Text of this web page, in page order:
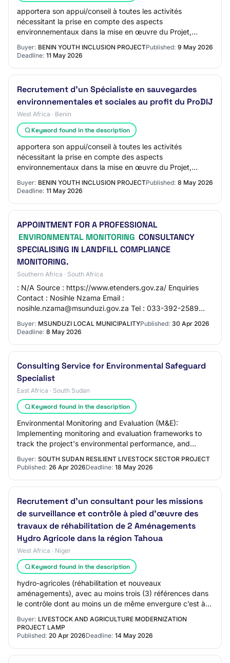
apportera son appui/conseil à toutes les activités
nécessitant la prise en compte des aspects
environnementaux dans la mise en œuvre du Projet,
Buyer: BENIN YOUTH INCLUSION PROJECTPublished: 9 May 2026
Deadline: 11 May 2026
Recrutement d'un Spécialiste en sauvegardes
environnementales et sociales au profit du ProDIJ
West Africa · Benin
Keyword found in the description
apportera son appui/conseil à toutes les activités
nécessitant la prise en compte des aspects
environnementaux dans la mise en œuvre du Projet,
Buyer: BENIN YOUTH INCLUSION PROJECTPublished: 8 May 2026
Deadline: 11 May 2026
APPOINTMENT FOR A PROFESSIONAL
ENVIRONMENTAL MONITORING CONSULTANCY
SPECIALISING IN LANDFILL COMPLIANCE
MONITORING.
Southern Africa · South Africa
: N/A Source : https://www.etenders.gov.za/ Enquiries
Contact : Nosihle Nzama Email :
nosihle.nzama@msunduzi.gov.za Tel : 033-392-2589
APPOINTMENT FOR A…
Buyer: MSUNDUZI LOCAL MUNICIPALITYPublished: 30 Apr 2026
Deadline: 8 May 2026
Consulting Service for Environmental Safeguard
Specialist
East Africa · South Sudan
Keyword found in the description
Environmental Monitoring and Evaluation (M&E):
Implementing monitoring and evaluation frameworks to
track the project's environmental performance, and
Buyer: SOUTH SUDAN RESILIENT LIVESTOCK SECTOR PROJECT
Published: 26 Apr 2026Deadline: 18 May 2026
Recrutement d'un consultant pour les missions
de surveillance et contrôle à pied d’œuvre des
travaux de réhabilitation de 2 Aménagements
Hydro Agricole dans la région Tahoua
West Africa · Niger
Keyword found in the description
hydro-agricoles (réhabilitation et nouveaux
aménagements), avec au moins trois (3) références dans
le contrôle dont au moins un de même envergure c’est à
Buyer: LIVESTOCK AND AGRICULTURE MODERNIZATION
PROJECT LAMP
Published: 20 Apr 2026Deadline: 14 May 2026